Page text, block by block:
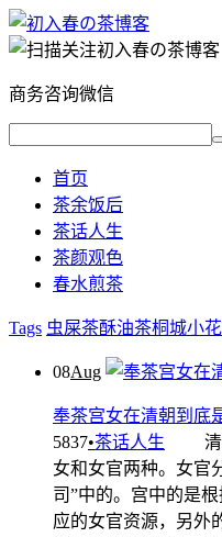
商务咨询微信
首页
茶余饭后
茶话人生
茶颜观色
春水煎茶
Tags 虫屎茶酥油茶桐城小花
08Aug
奉茶宫女在清朝到底
5837•茶话人生
清朝
女和女官两种。女官
司”中的。宫中的是
应的女官资源，另外